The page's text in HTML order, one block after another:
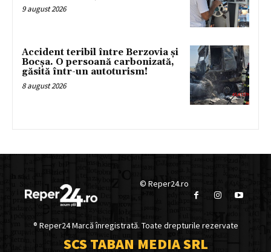
9 august 2026
Accident teribil între Berzovia și
Bocșa. O persoană carbonizată,
găsită într-un autoturism!
8 august 2026
© Reper24.ro
® Reper24 Marcă înregistrată. Toate drepturile rezervate
SCS TABAN MEDIA SRL